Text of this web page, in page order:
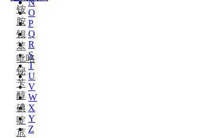
N
O
P
Q
R
S
T
U
V
W
X
Y
Z
铵
胺
钡
苯
吡咯
铋
苄
醇
碘
啶
苊